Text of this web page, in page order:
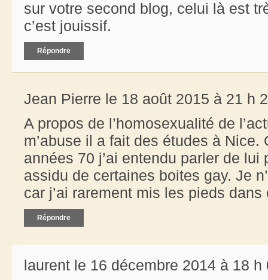
sur votre second blog, celui là est
c’est jouissif.
Répondre
Jean Pierre le 18 août 2015 à 21 h
A propos de l’homosexualité de
m’abuse il a fait des études à Nice.
années 70 j’ai entendu parler de
assidu de certaines boites gay. Je
car j’ai rarement mis les pieds dans
Répondre
laurent le 16 décembre 2014 à 18 h